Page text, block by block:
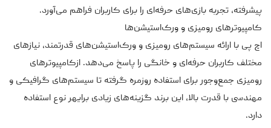
پیشرفته، تجربه بازی‌های حرفه‌ای را برای کاربران فراهم می‌آورد.
کامپیوترهای رومیزی و ورک‌استیشن‌ها
اچ پی با ارائه سیستم‌های رومیزی و ورک‌استیشن‌های قدرتمند، نیازهای
مختلف کاربران حرفه‌ای و خانگی را پاسخ می‌دهد. ازکامپیوترهای
رومیزی جمع‌وجور برای استفاده روزمره گرفته تا سیستم‌های گرافیکی و
مهندسی با قدرت بالا، این برند گزینه‌های زیادی برایهر نوع استفاده
دارد.